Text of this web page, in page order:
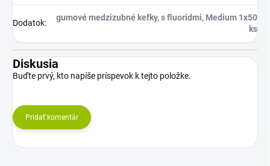
Dodatok:
gumové medzizubné kefky, s fluoridmi, Medium 1x50
ks
Diskusia
Buďte prvý, kto napíše príspevok k tejto položke.
Pridať komentár